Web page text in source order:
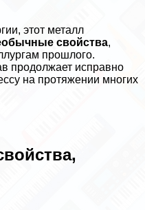
этот металл
свойства,
прошлого.
продолжает исправно
на протяжении многих